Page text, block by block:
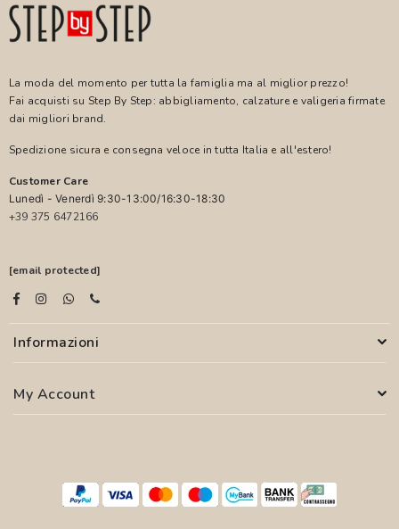
La moda del momento per tutta la famiglia ma al miglior prezzo!
Fai acquisti su Step By Step: abbigliamento, calzature e valigeria firmate
dai migliori brand.
Spedizione sicura e consegna veloce in tutta Italia e all'estero!
Customer Care
Lunedì - Venerdì 9:30-13:00/16:30-18:30
+39 375 6472166
[email protected]
Informazioni
My Account